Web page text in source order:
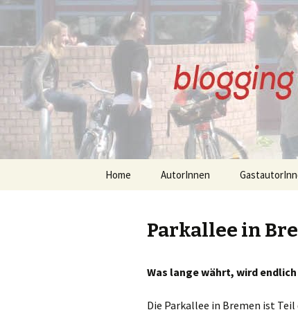
Home AutorInnen
Anne Kirkham Beiträge
Beatrix Wupperman
Beiträge
Parkallee in
Was lange währt, wird
Die Parkallee in Bremen ist